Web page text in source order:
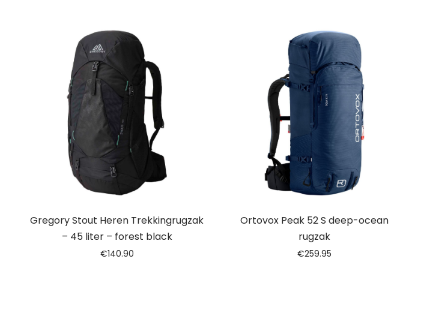
Gregory Stout Heren Trekkingrugzak
– 45 liter – forest black
€140.90
Ortovox Peak 52 S deep-ocean
rugzak
€259.95